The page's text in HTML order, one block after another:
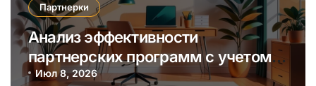
Партнерки
Анализ эффективности
партнерских программ с учетом
сезонных и трендовых факторов
Июл 8, 2026